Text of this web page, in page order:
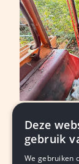
Deze
gebruik
We gebruiken